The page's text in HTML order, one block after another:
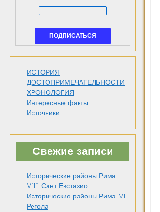
ИСТОРИЯ
ДОСТОПРИМЕЧАТЕЛЬНОСТИ
ХРОНОЛОГИЯ
Интересные факты
Источники
Свежие записи
Исторические районы Рима.
VIII. Сант Евстахио
Исторические районы Рима. VII.
Регола